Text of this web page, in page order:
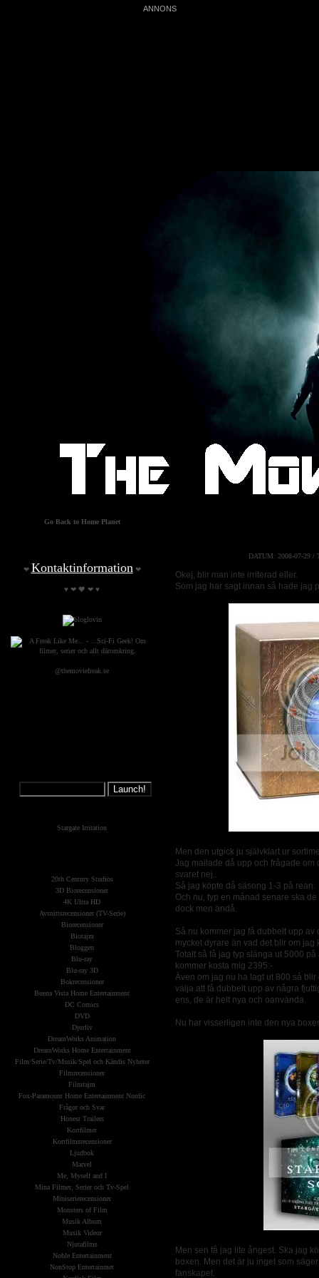
DATUM: 2008-07-29 /
Okej, blir man inte irriterad eller.
Som jag har sagt innan så hade jag
Men den utgick ju självklart ur
Jag mailade då upp och frågade om
svaret nej..
Så jag köpte då säsong 1-3 på rean.
Och nu, typ en månad senare ska
dock men ändå.
Så nu kommer jag få dubbelt upp
mycket dyrare än vad det blir om
Totalt så få jag typ slänga ut 5000
kommer kosta mig 2395:-
Även om jag nu ha lagt ut 800 så
välja att få dubbelt upp av några
ens, de är helt nya och oanvända.
Nu har visserligen inte den nya
Men sen få jag lite ångest. Ska jag
boxen. Men det är ju inget som
fanskapet.
Go Back to Home Planet
❤ Kontaktinformation ❤
♥ ❤ 🖤 ❤ ♥
@themoviefreak.se
Stargate Irritation
20th Century Studios
3D Biorecensioner
4K Ultra HD
Avsnittsrecensioner (TV-Serie)
Biorecensioner
Biotajm
Bloggen
Blu-ray
Blu-ray 3D
Bokrecensioner
Buena Vista Home Entertainment
DC Comics
DVD
Djurliv
DreamWorks Animation
DreamWorks Home Entertainment
Film/Serie/Tv/Musik/Spel och Kändis Nyheter
Filmrecensioner
Filmtajm
Fox-Paramount Home Entertainment Nordic
Frågor och Svar
Honest Trailers
Kortfilmer
Kortfilmsrecensioner
Ljudbok
Marvel
Me, Myself and I
Mina Filmer, Serier och Tv-Spel
Miniserierecensioner
Monsters of Film
Musik Album
Musik Videor
Njutafilms
Noble Entertainment
NonStop Entertainmet